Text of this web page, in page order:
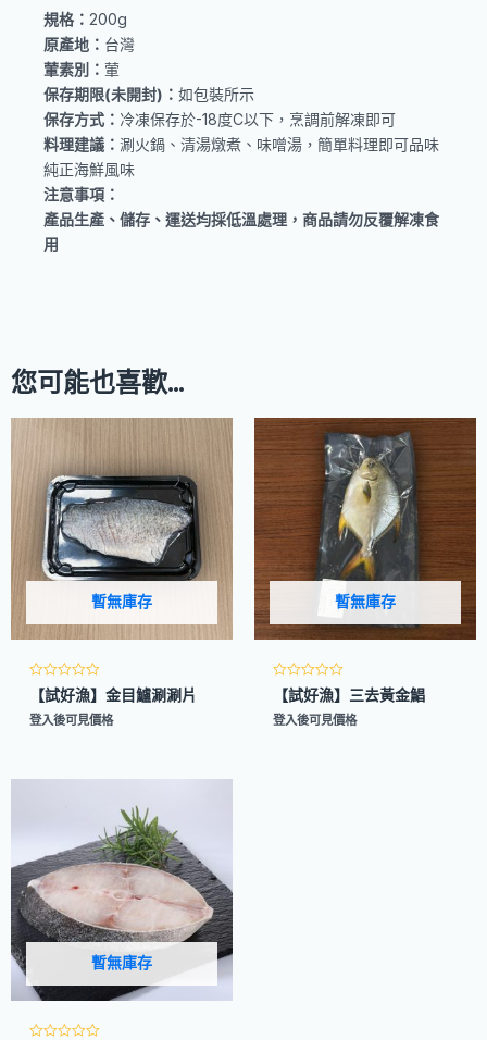
規格： 200g
原產地： 台灣
葷素別： 葷
保存期限(未開封)： 如包裝所示
保存方式： 冷凍保存於-18度C以下，烹調前解凍即可
料理建議： 涮火鍋、清湯燉煮、味噌湯，簡單料理即可品味
純正海鮮風味
注意事項：
產品生產、儲存、運送均採低溫處理，商品請勿反覆解凍食
用
您可能也喜歡…
暫無庫存
評
分
0
滿
【試好漁】金目鱸涮涮片
登入後可見價格
暫無庫存
評
分
0
滿
【試好漁】三去黃金鯧
登入後可見價格
暫無庫存